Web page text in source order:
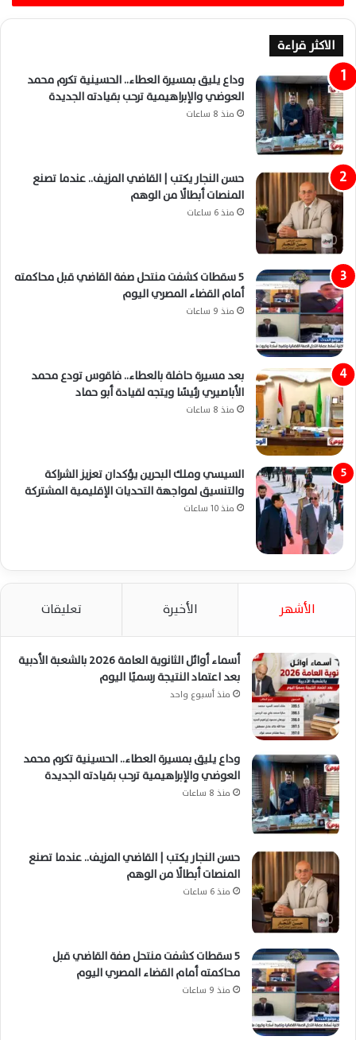
الاكثر قراءة
وداع يليق بمسيرة العطاء.. الحسينية تكرم محمد
العوضي والإبراهيمية ترحب بقيادته الجديدة
منذ 8 ساعات
حسن النجار يكتب | القاضي المزيف.. عندما تصنع
المنصات أبطالًا من الوهم
منذ 6 ساعات
5 سقطات كشفت منتحل صفة القاضي قبل محاكمته
أمام القضاء المصري اليوم
منذ 9 ساعات
بعد مسيرة حافلة بالعطاء.. فاقوس تودع محمد
الأباصيري رئيسًا ويتجه لقيادة أبو حماد
منذ 8 ساعات
السيسي وملك البحرين يؤكدان تعزيز الشراكة
والتنسيق لمواجهة التحديات الإقليمية المشتركة
منذ 10 ساعات
الأشهر الأخيرة تعليقات
أسماء أوائل الثانوية العامة 2026 بالشعبة الأدبية
بعد اعتماد النتيجة رسميًا اليوم
منذ أسبوع واحد
وداع يليق بمسيرة العطاء.. الحسينية تكرم محمد
العوضي والإبراهيمية ترحب بقيادته الجديدة
منذ 8 ساعات
حسن النجار يكتب | القاضي المزيف.. عندما تصنع
المنصات أبطالًا من الوهم
منذ 6 ساعات
5 سقطات كشفت منتحل صفة القاضي قبل
محاكمته أمام القضاء المصري اليوم
منذ 9 ساعات